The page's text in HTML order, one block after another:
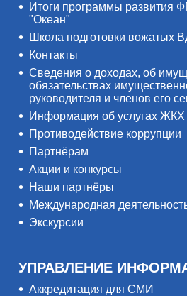
Итоги программы развития
"Океан"
Школа подготовки вожатых
Контакты
Сведения о доходах, об
обязательствах
руководителя и членов его
Информация об услугах ЖКХ
Противодействие коррупции
Партнёрам
Акции и конкурсы
Наши партнёры
Международная
Экскурсии
УПРАВЛЕНИЕ
Аккредитация для СМИ